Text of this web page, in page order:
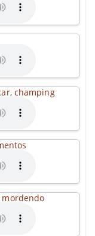
champing
mordendo